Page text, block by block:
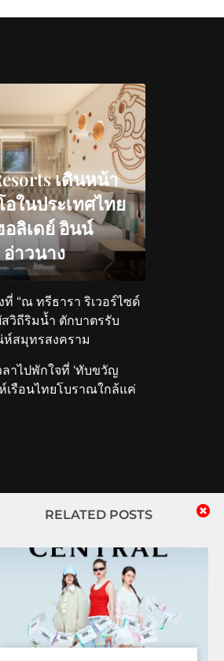
RELATED POSTS
เดินหน้า
ในประเทศไทย
ลิเดย์ อินน์
อ่าวนาง
“ณ ทรีธารา ริเวอร์ไซด์
วิถีริมน้ำ ตักบาตรรับ
สมุทรสงคราม
าไปพักใจที่ ‘ทับขวัญ
เรือนไทยโบราณใกล้แค่
lifestyle